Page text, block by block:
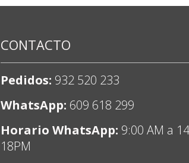
CONTACTO
Pedidos: 932 520 233
WhatsApp: 609 618 299
Horario WhatsApp: 9:00 AM a
18PM